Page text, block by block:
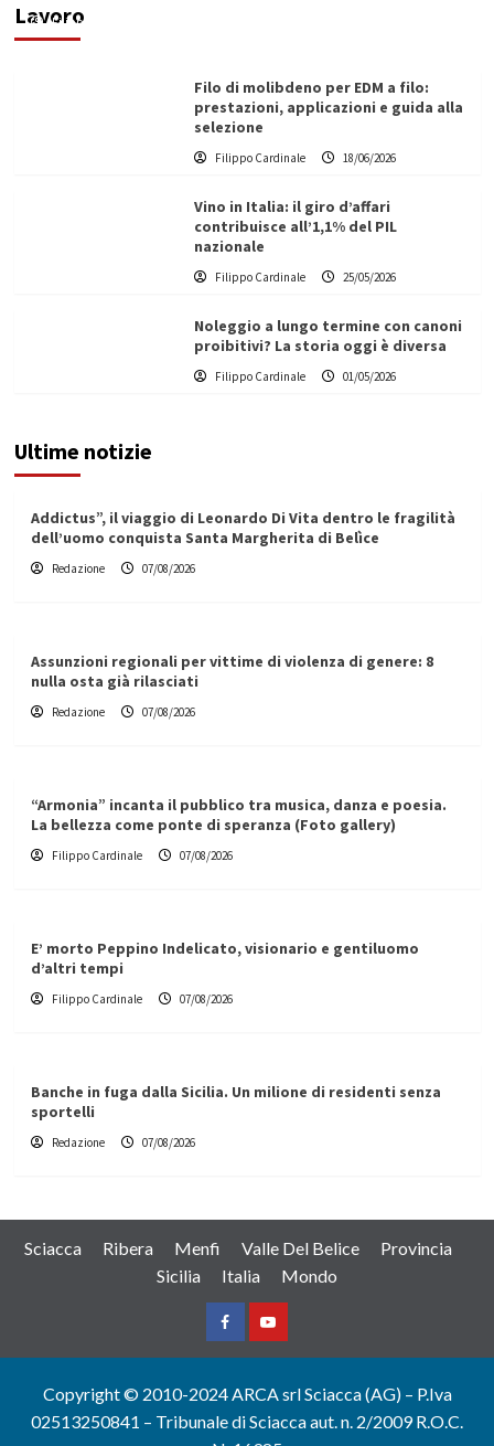
LavoroFilippo Cardinale
Filo di molibdeno per EDM a filo:
prestazioni, applicazioni e guida alla
selezione
Filippo Cardinale 18/06/2026
Vino in Italia: il giro d’affari
contribuisce all’1,1% del PIL
nazionale
Filippo Cardinale 25/05/2026
Noleggio a lungo termine con canoni
proibitivi? La storia oggi è diversa
Filippo Cardinale 01/05/2026
Ultime notizie
Addictus”, il viaggio di Leonardo Di Vita dentro le fragilità
dell’uomo conquista Santa Margherita di Belìce
Redazione 07/08/2026
Assunzioni regionali per vittime di violenza di genere: 8
nulla osta già rilasciati
Redazione 07/08/2026
“Armonia” incanta il pubblico tra musica, danza e poesia.
La bellezza come ponte di speranza (Foto gallery)
Filippo Cardinale 07/08/2026
E’ morto Peppino Indelicato, visionario e gentiluomo
d’altri tempi
Filippo Cardinale 07/08/2026
Banche in fuga dalla Sicilia. Un milione di residenti senza
sportelli
Redazione 07/08/2026
Sciacca Ribera Menfi Valle Del Belice
Provincia
Sicilia
Italia Mondo
FacebookYountube
Copyright © 2010-2024 ARCA srl Sciacca (AG) – P.Iva
02513250841 – Tribunale di Sciacca aut. n. 2/2009 R.O.C.